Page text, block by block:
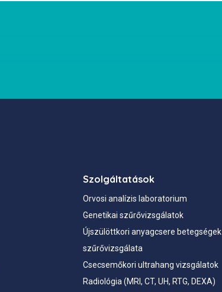
Szolgáltatások
Orvosi analízis laboratorium
Genetikai szűrővizsgálatok
Újszülöttkori anyagcsere betegségek
szűrővizsgálata
Csecsemőkori ultrahang vizsgálatok
Radiológia (MRI, CT, UH, RTG, DEXA)